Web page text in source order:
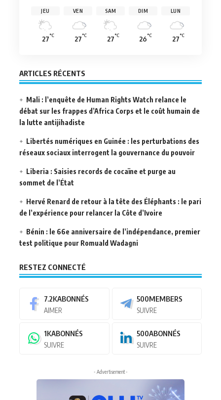
JEU
27°C
VEN
27°C
SAM
27°C
DIM
26°C
LUN
27°C
ARTICLES RÉCENTS
Mali : l’enquête de Human Rights Watch relance le
débat sur les frappes d’Africa Corps et le coût humain de
la lutte antijihadiste
Libertés numériques en Guinée : les perturbations des
réseaux sociaux interrogent la gouvernance du pouvoir
Liberia : Saisies records de cocaïne et purge au
sommet de l’État
Hervé Renard de retour à la tête des Éléphants : le pari
de l’expérience pour relancer la Côte d’Ivoire
Bénin : le 66e anniversaire de l’indépendance, premier
test politique pour Romuald Wadagni
RESTEZ CONNECTÉ
7.2KABONNÉS
AIMER
500MEMBERS
SUIVRE
1KABONNÉS
SUIVRE
500ABONNÉS
SUIVRE
- Advertisement -